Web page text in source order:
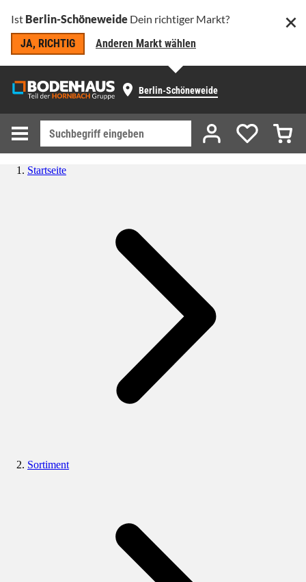
Ist Berlin-Schöneweide Dein richtiger Markt?
JA, RICHTIG
Anderen Markt wählen
Berlin-Schöneweide
Startseite
Sortiment